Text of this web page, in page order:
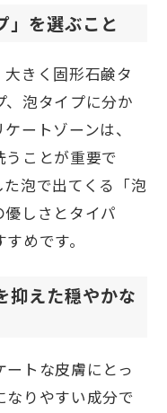
」を選ぶこと
きく固形石鹸タ
泡タイプに分か
ートゾーンは、
ことが重要で
泡で出てくる「泡
しさとタイパ
めです。
抑えた穏やかな
トな皮膚にとっ
りやすい成分で